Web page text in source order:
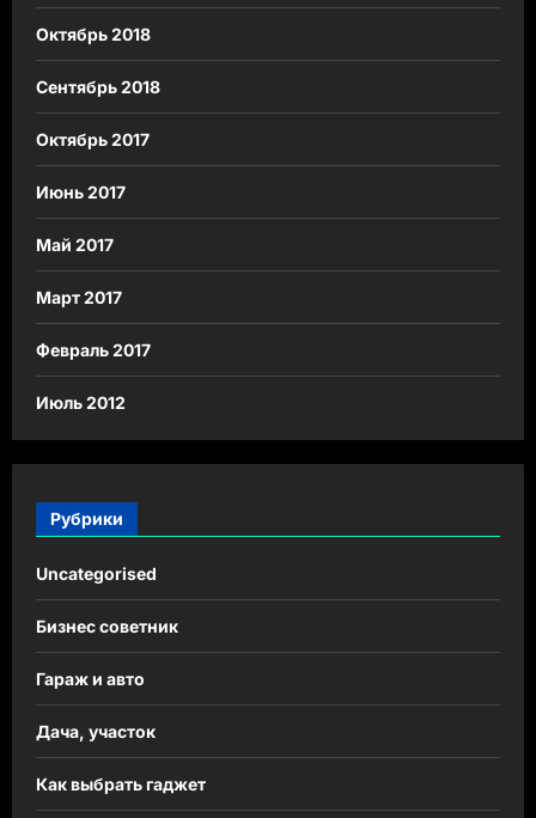
Октябрь 2018
Сентябрь 2018
Октябрь 2017
Июнь 2017
Май 2017
Март 2017
Февраль 2017
Июль 2012
Рубрики
Uncategorised
Бизнес советник
Гараж и авто
Дача, участок
Как выбрать гаджет